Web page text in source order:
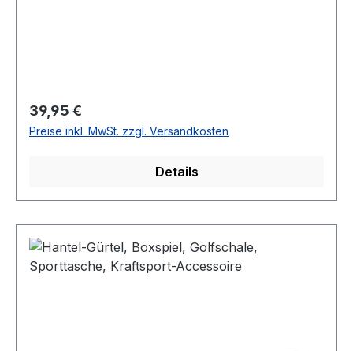
Regulärer Preis:
39,95 €
Preise inkl. MwSt. zzgl. Versandkosten
Details